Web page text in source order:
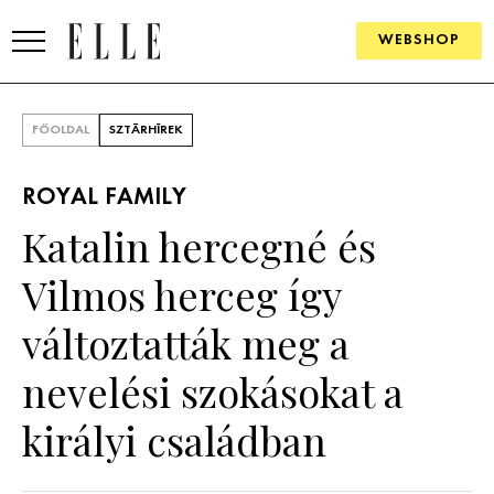
WEBSHOP
SZÉPSÉG
ÉLETMÓD
FŐOLDAL SZTÁRHÍREK
ROYAL FAMILY
Katalin hercegné és
Vilmos herceg így
változtatták meg a
nevelési szokásokat a
királyi családban